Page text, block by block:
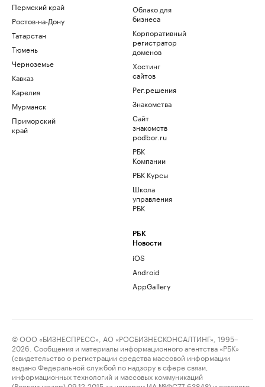
Пермский край
Ростов-на-Дону
Татарстан
Тюмень
Черноземье
Кавказ
Карелия
Мурманск
Приморский
край
Облако для
бизнеса
Корпоративный
регистратор
доменов
Хостинг
сайтов
Рег.решения
Знакомства
Сайт
знакомств
podbor.ru
РБК
Компании
РБК Курсы
Школа
управления
РБК
РБК
Новости
iOS
Android
AppGallery
© ООО «БИЗНЕСПРЕСС», АО «РОСБИЗНЕСКОНСАЛТИНГ», 1995–
2026. Сообщения и материалы информационного агентства «РБК»
(свидетельство о регистрации средства массовой информации
выдано Федеральной службой по надзору в сфере связи,
информационных технологий и массовых коммуникаций